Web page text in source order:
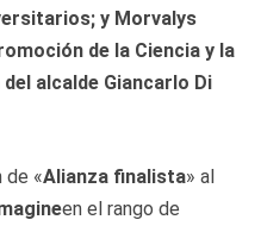
y Morvalys
de la Ciencia y la
alcalde Giancarlo Di
de «Alianza finalista» al
en el rango de